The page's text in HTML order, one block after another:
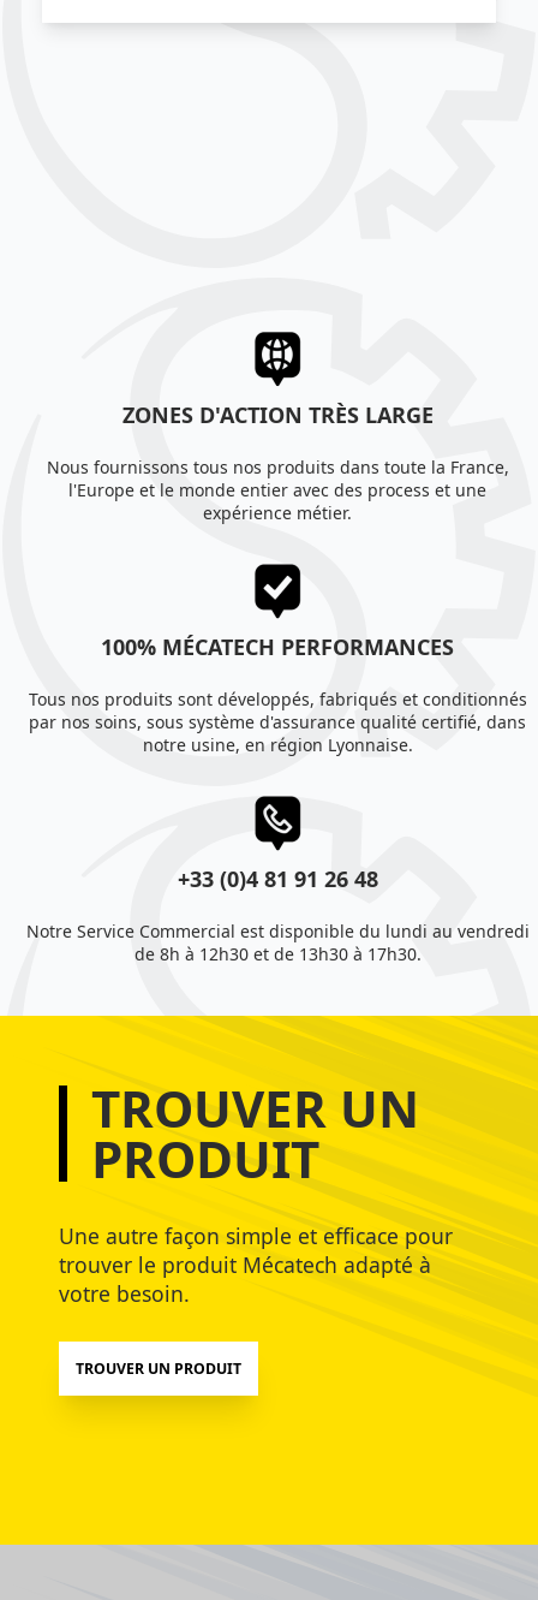
ZONES D'ACTION TRÈS LARGE
Nous fournissons tous nos produits dans toute la France,
l'Europe et le monde entier avec des process et une
expérience métier.
100% MÉCATECH PERFORMANCES
Tous nos produits sont développés, fabriqués et conditionnés
par nos soins, sous système d'assurance qualité certifié, dans
notre usine, en région Lyonnaise.
+33 (0)4 81 91 26 48
Notre Service Commercial est disponible du lundi au vendredi
de 8h à 12h30 et de 13h30 à 17h30.
TROUVER UN
PRODUIT
Une autre façon simple et efficace pour
trouver le produit Mécatech adapté à
votre besoin.
TROUVER UN PRODUIT